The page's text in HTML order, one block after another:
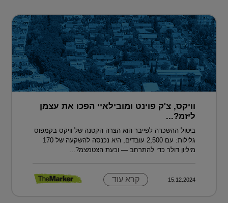
וויקס, צ'ק פוינט ומובילאיי הפכו את עצמן
ליזמ?...
ביטול ההשכרה לפייבר הוא הצרה הקטנה של וויקס בקמפוס
גלילות: עם 2,500 עובדים, היא נכנסה להשקעה של 170
מיליון דולר כדי להתרחב — וכעת הצטמצמ?...
15.12.2024 קרא עוד